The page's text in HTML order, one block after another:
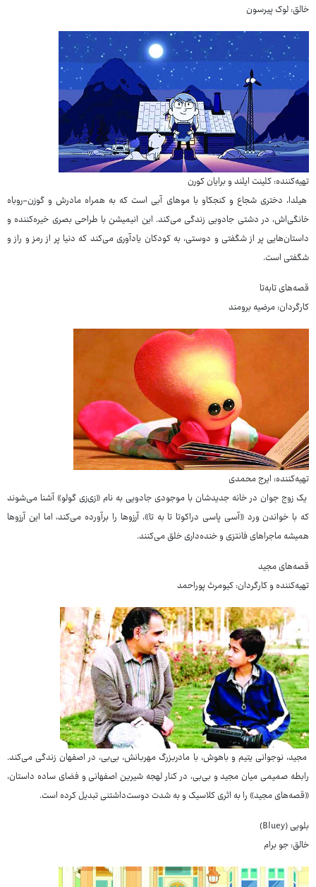
خالق: لوک پیرسون
تهیه‌کننده: کلینت ایلند و برایان کورن
هیلدا، دختری شجاع و کنجکاو با موهای آبی است که به همراه مادرش و گوزن-روباه
خانگی‌اش، در دشتی جادویی زندگی می‌کند. این انیمیشن با طراحی بصری خیره‌کننده و
داستان‌هایی پر از شگفتی و دوستی، به کودکان یادآوری می‌کند که دنیا پر از رمز و راز و
شگفتی است.
قصه‌های تابه‌تا
کارگردان: مرضیه برومند
تهیه‌کننده: ایرج محمدی
یک زوج جوان در خانه جدیدشان با موجودی جادویی به نام «زی‌زی گولو» آشنا می‌شوند
که با خواندن ورد «آسی پاسی دراکوتا تا به تا»، آرزوها را برآورده می‌کند، اما این آرزوها
همیشه ماجراهای فانتزی و خنده‌داری خلق می‌کنند.
قصه‌های مجید
تهیه‌کننده و کارگردان: کیومرث پوراحمد
مجید، نوجوانی یتیم و باهوش، با مادربزرگ مهربانش، بی‌بی، در اصفهان زندگی می‌کند.
رابطه صمیمی میان مجید و بی‌بی، در کنار لهجه شیرین اصفهانی و فضای ساده داستان،
«قصه‌های مجید» را به اثری کلاسیک و به شدت دوست‌داشتنی تبدیل کرده است.
بلویی (Bluey)
خالق: جو برام